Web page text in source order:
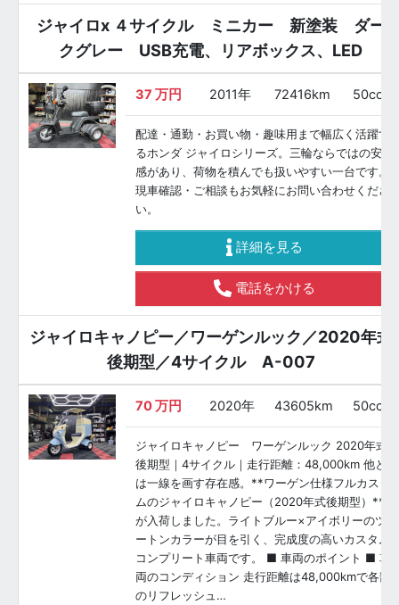
ジャイロx ４サイクル ミニカー 新塗装 ダー
クグレー USB充電、リアボックス、LED
37 万円 2011年 72416km 50cc
配達・通勤・お買い物・趣味用まで幅広く活躍す
るホンダ ジャイロシリーズ。三輪ならではの安定
感があり、荷物を積んでも扱いやすい一台です。
現車確認・ご相談もお気軽にお問い合わせくださ
い。
詳細を見る
電話をかける
ジャイロキャノピー／ワーゲンルック／2020年式
後期型／4サイクル A-007
70万円 2020年 43605km 50cc
ジャイロキャノピー ワーゲンルック 2020年式
後期型｜4サイクル｜走行距離：48,000km 他と
は一線を画す存在感。**ワーゲン仕様フルカスタ
ムのジャイロキャノピー（2020年式後期型）**
が入荷しました。ライトブルー×アイボリーのツ
ートンカラーが目を引く、完成度の高いカスタム
コンプリート車両です。 ■ 車両のポイント ■ 車
両のコンディション 走行距離は48,000kmで各部
のリフレッシュ…